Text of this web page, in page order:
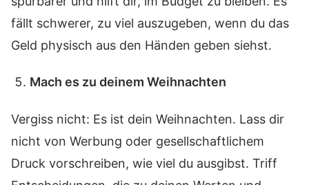
fällt schwerer, zu viel auszugeben, wenn du das
Geld physisch aus den Händen geben siehst.
Mach es zu deinem Weihnachten
Vergiss nicht: Es ist dein Weihnachten. Lass dir
nicht von Werbung oder gesellschaftlichem
Druck vorschreiben, wie viel du ausgibst. Triff